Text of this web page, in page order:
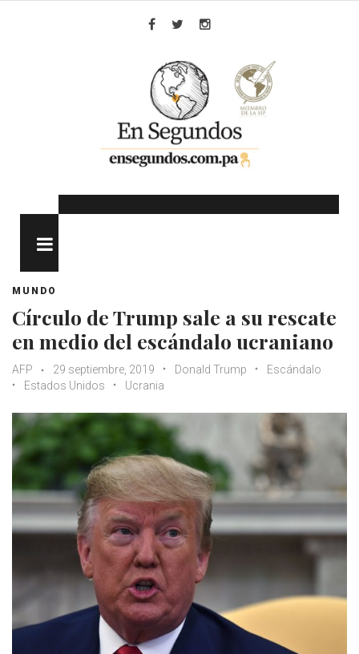
MUNDO
Círculo de Trump sale a su rescate
en medio del escándalo ucraniano
AFP 29 septiembre, 2019 Donald Trump
Escándalo
Estados Unidos
Ucrania